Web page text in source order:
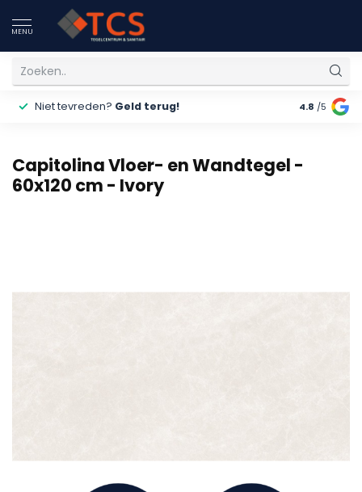
MENU
Niet tevreden? Geld terug! Gratis
4.8 /5
Capitolina Vloer- en Wandtegel -
60x120 cm - Ivory